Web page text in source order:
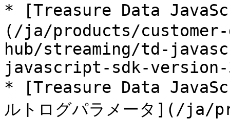
* [Treasure Data
(/ja/products/
hub/streaming/td-
javascript-sdk-
* [Treasure Data
ルトログパラメータ](/